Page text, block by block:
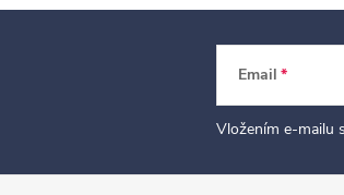
Email
Vložením e-mailu